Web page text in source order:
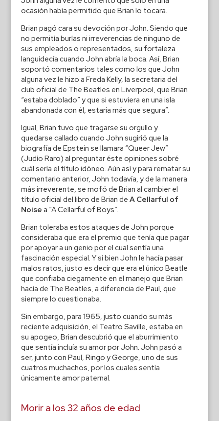
ocasión había permitido que Brian lo tocara.
Brian pagó cara su devoción por John. Siendo que
no permitía burlas ni irreverencias de ninguno de
sus empleados o representados, su fortaleza
languidecía cuando John abría la boca. Así, Brian
soportó comentarios tales como los que John
alguna vez le hizo a Freda Kelly, la secretaria del
club oficial de The Beatles en Liverpool, que Brian
“estaba doblado” y que si estuviera en una isla
abandonada con él, estaría más que segura”.
Igual, Brian tuvo que tragarse su orgullo y
quedarse callado cuando John sugirió que la
biografía de Epstein se llamara “Queer Jew”
(Judío Raro) al preguntar éste opiniones sobré
cuál sería el título idóneo. Aún así y para rematar su
comentario anterior, John todavía, y de la manera
más irreverente, se mofó de Brian al cambier el
título oficial del libro de Brian de A Cellarful of
Noise a “A Cellarful of Boys”.
Brian toleraba estos ataques de John porque
consideraba que era el premio que tenía que pagar
por apoyar a un genio por el cual sentía una
fascinación especial. Y si bien John le hacía pasar
malos ratos, justo es decir que era el único Beatle
que confiaba ciegamente en el manejo que Brian
hacía de The Beatles, a diferencia de Paul, que
siempre lo cuestionaba.
Sin embargo, para 1965, justo cuando su más
reciente adquisición, el Teatro Saville, estaba en
su apogeo, Brian descubrió que el aburrimiento
que sentía incluía su amor por John. John pasó a
ser, junto con Paul, Ringo y George, uno de sus
cuatros muchachos, por los cuales sentía
únicamente amor paternal.
Morir a los 32 años de edad